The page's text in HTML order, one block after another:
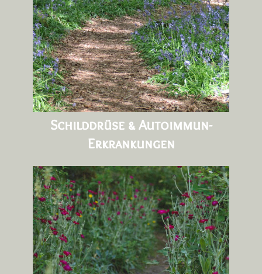
Schilddrüse & Autoimmun-
Erkrankungen